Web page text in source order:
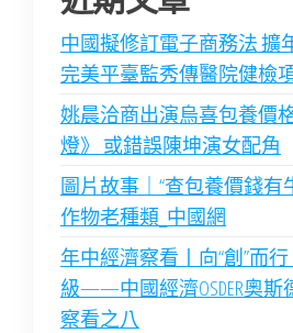
中國擬修訂電子商務法 擴
完美平臺監秀傳醫院健檢
姚晨洽商出演烏喜包養價
燈》 或錯誤陳坤演女配角
圖片故事｜“查包養價錢有
作物老種類_中國網
年中經濟察看丨向“創”而
級——中國經濟OSDER奧
察看之八